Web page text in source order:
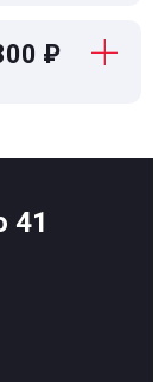
₽
41